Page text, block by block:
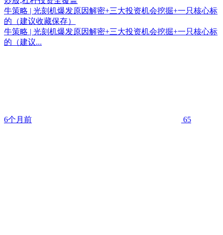
牛策略 | 光刻机爆发原因解密+三大投资机会挖掘+一只核心标
的（建议收藏保存）
牛策略 | 光刻机爆发原因解密+三大投资机会挖掘+一只核心标
的（建议...
6个月前 65